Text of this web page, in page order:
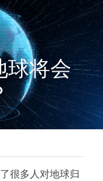
球将会
很多人对地球归